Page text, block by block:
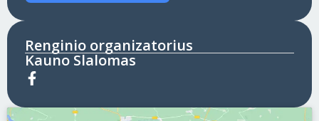
Renginio organizatorius
Kauno Slalomas